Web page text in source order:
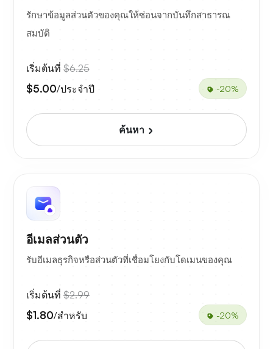
รักษาข้อมูลส่วนตัวของคุณให้ซ่อนจากบันทึกสาธารณ
สมบัติ
เริ่มต้นที่ $6.25
$5.00/ประจำปี -20%
ค้นหา
อีเมลส่วนตัว
รับอีเมลธุรกิจหรือส่วนตัวที่เชื่อมโยงกับโดเมนของคุณ
เริ่มต้นที่ $2.99
$1.80/สำหรับ -20%